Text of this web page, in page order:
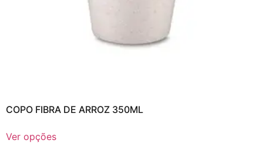
COPO FIBRA DE ARROZ 350ML
Ver opções